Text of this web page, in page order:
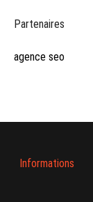
Partenaires
agence seo
Informations